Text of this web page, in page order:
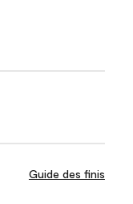
Guide des finis